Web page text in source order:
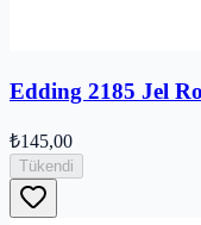
Edding 2185 Jel
₺145,00
Tükendi